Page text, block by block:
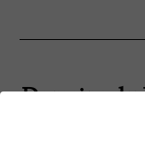
Domaine du